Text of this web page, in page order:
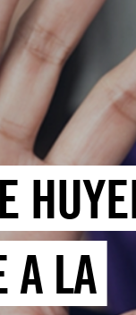
A LA